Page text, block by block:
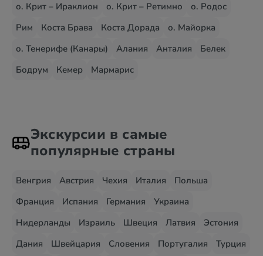
о. Крит – Ираклион
о. Крит – Ретимно
о. Родос
Рим
Коста Брава Коста Дорада
о. Майорка
о. Тенерифе (Канары)
Алания Анталия
Белек
Бодрум
Кемер Мармарис
Экскурсии в самые
популярные страны
Венгрия Австрия Чехия Италия
Польша
Франция
Испания Германия
Украина
Нидерланды
Израиль Швеция Латвия
Эстония
Дания
Швейцария Словения Португалия
Турция